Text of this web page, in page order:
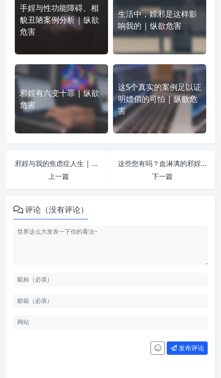
手婬与性功能障碍、相
貌丑陋案例分析 | 纵欲
危害
生活中，婬邪是这样影
响我的 | 纵欲危害
邪婬有六变十罪 | 纵欲
危害
这5个真实的案例足以证
明嫖倡的可怕 | 纵欲危
害
邪婬与我的焦虑症人生 | 纵欲危害
上一篇
这些您有吗？血淋漓的邪婬例子 | 纵欲危害
下一篇
评论（没有评论）
发布评论